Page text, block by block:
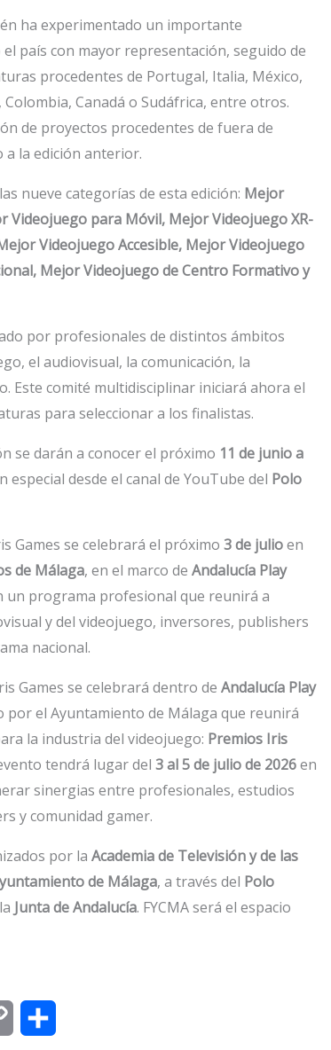
ha experimentado un importante
país con mayor representación, seguido de
procedentes de Portugal, Italia, México,
Canadá o Sudáfrica, entre otros.
de proyectos procedentes de fuera de
la edición anterior.
nueve categorías de esta edición: Mejor
Videojuego para Móvil, Mejor Videojuego XR-
Videojuego Accesible, Mejor Videojuego
Mejor Videojuego de Centro Formativo y
por profesionales de distintos ámbitos
el audiovisual, la comunicación, la
Este comité multidisciplinar iniciará ahora el
para seleccionar a los finalistas.
se darán a conocer el próximo 11 de junio a
desde el canal de YouTube del Polo
Games se celebrará el próximo 3 de julioen
de Málaga, en el marco de Andalucía Play
un programa profesional que reunirá a
y del videojuego, inversores, publishers
nacional.
Games se celebrará dentro de Andalucía Play
el Ayuntamiento de Málaga que reunirá
la industria del videojuego: Premios Iris
tendrá lugar del 3 al 5 de julio de 2026en
sinergias entre profesionales, estudios
y comunidad gamer.
por la Academia de Televisión y de las
de Málaga, a través del Polo
Junta de Andalucía. FYCMA será el espacio